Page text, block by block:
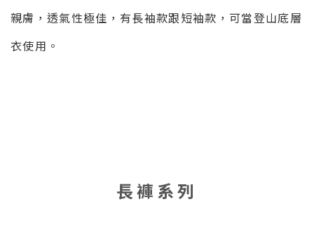
親膚，透氣性極佳，有長袖款跟短袖款，可當登山底層
衣使用。
長褲系列